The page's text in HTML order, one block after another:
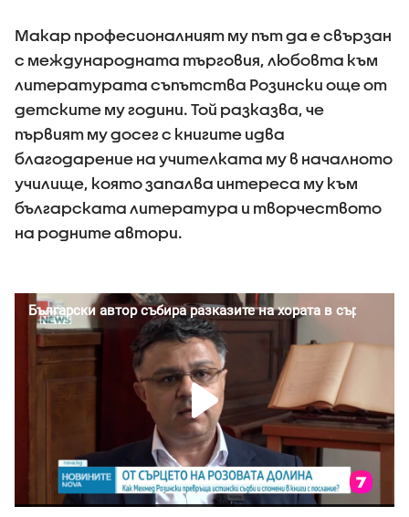
Макар професионалният му път да е свързан
с международната търговия, любовта към
литературата съпътства Розински още от
детските му години. Той разказва, че
първият му досег с книгите идва
благодарение на учителката му в началното
училище, която запалва интереса му към
българската литература и творчеството
на родните автори.